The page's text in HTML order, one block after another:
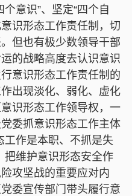
意识”、坚定“四个自
识形态工作责任制，切
但也有极少数领导干部
的战略高度去认识意识
意识形态工作责任制的
出现淡化、弱化、虚化
识形态工作领导权，一
委抓意识形态工作主体
工作是本职、不抓是失
把维护意识形态安全作
攻坚战的重要应对内
委宣传部门带头履行意